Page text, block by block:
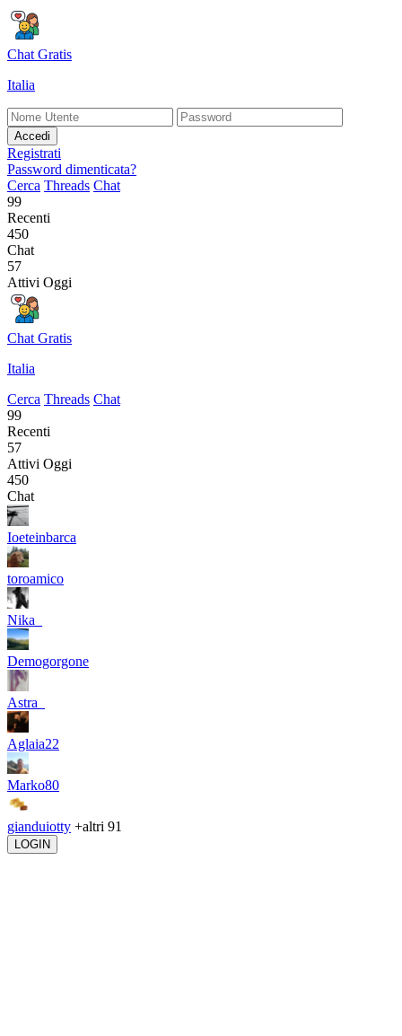
Chat Gratis
Italia
Accedi
Registrati
Password dimenticata?
Cerca Threads Chat
99
Recenti
450
Chat
57
Attivi Oggi
Chat Gratis
Italia
Cerca Threads Chat
99
Recenti
57
Attivi Oggi
450
Chat
Ioeteinbarca
toroamico
Nika_
Demogorgone
Astra_
Aglaia22
Marko80
gianduiotty +altri 91
LOGIN